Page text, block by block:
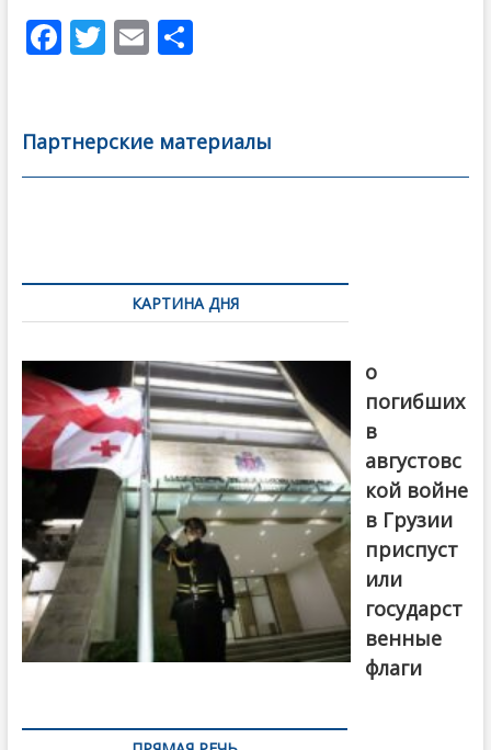
F
b
o
T
er
E
l
О
а
в
Партнерские материалы
по
записямКАРТИНА ДНЯ
о
погибших
в
августовс
кой войне
в Грузии
приспуст
или
государст
венные
флаги